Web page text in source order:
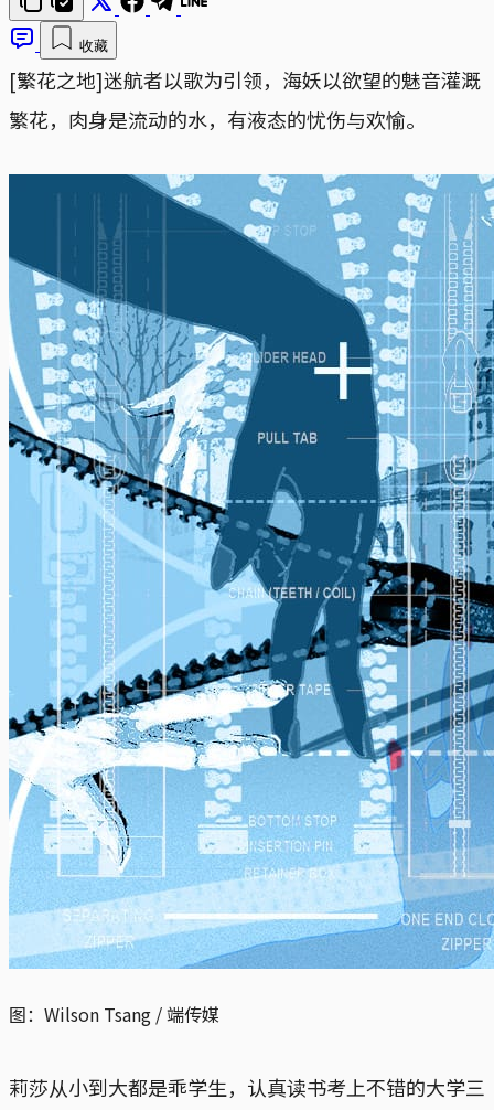
收藏
[繁花之地]迷航者以歌为引领，海妖以欲望的魅音灌溉
繁花，肉身是流动的水，有液态的忧伤与欢愉。
图：Wilson Tsang / 端传媒
莉莎从小到大都是乖学生，认真读书考上不错的大学三